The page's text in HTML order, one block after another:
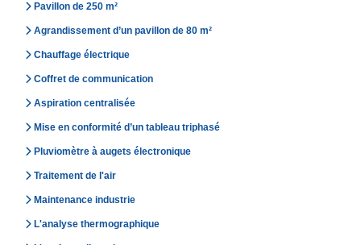
Pavillon de 250 m²
Agrandissement d’un pavillon de 80 m²
Chauffage électrique
Coffret de communication
Aspiration centralisée
Mise en conformité d’un tableau triphasé
Pluviomètre à augets électronique
Traitement de l'air
Maintenance industrie
L'analyse thermographique